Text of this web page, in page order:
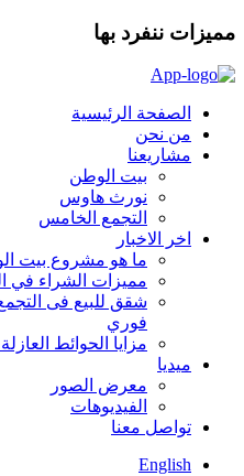
مميزات ننفرد بها
الصفحة الرئيسية
من نحن
مشاريعنا
بيت الوطن
نورث هاوس
التجمع الخامس
اخر الاخبار
ما هو مشروع بيت
مميزات الشراء في
شقق للبيع فى
فوري
مزايا الحوائط
ميديا
معرض الصور
الفيديوهات
تواصل معنا
English